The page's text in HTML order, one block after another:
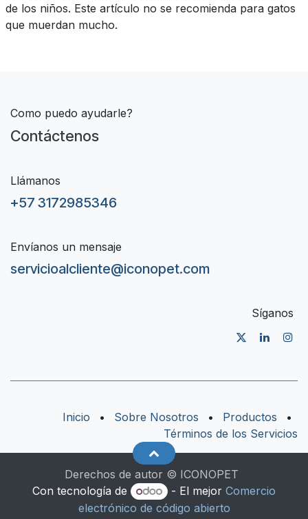
de los niños. Este artículo no se recomienda para gatos
que muerdan mucho.
Como puedo ayudarle?
Contáctenos
Llámanos
+57 3172985346
Envíanos un mensaje
servicioalcliente@iconopet.com
Síganos
Inicio • Sobre Nosotros • Productos
•
Términos de los Servicios
Derechos de autor © ICONOPET
Con tecnología de
- El mejorComercio
electrónico de código abierto